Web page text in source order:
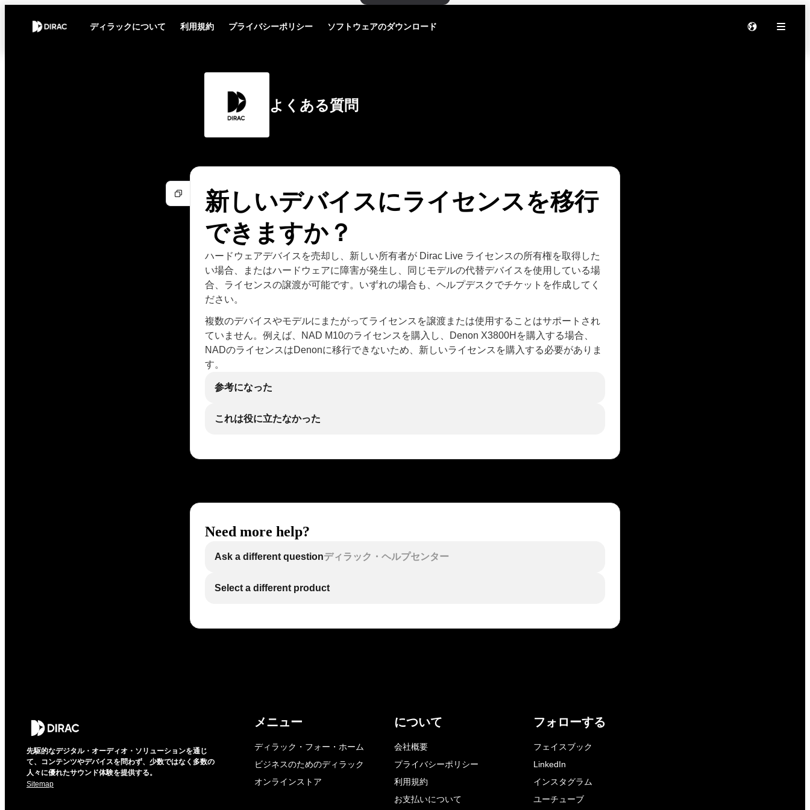
ディラックについて 利用規約 プライバシーポリシー ソフトウェアのダウンロード
よくある質問
新しいデバイスにライセンスを移行
できますか？
ハードウェアデバイスを売却し、新しい所有者が Dirac Live ライセンスの所有権を取得した
い場合、またはハードウェアに障害が発生し、同じモデルの代替デバイスを使用している場
合、ライセンスの譲渡が可能です。いずれの場合も、ヘルプデスクでチケットを作成してく
ださい。
複数のデバイスやモデルにまたがってライセンスを譲渡または使用することはサポートされ
ていません。例えば、NAD M10のライセンスを購入し、Denon X3800Hを購入する場合、
NADのライセンスはDenonに移行できないため、新しいライセンスを購入する必要がありま
す。
参考になった
これは役に立たなかった
Need more help?
Ask a different questionディラック・ヘルプセンター
Select a different product
先駆的なデジタル・オーディオ・ソリューションを通じ
て、コンテンツやデバイスを問わず、少数ではなく多数の
人々に優れたサウンド体験を提供する。
Sitemap
メニュー
ディラック・フォー・ホーム
ビジネスのためのディラック
オンラインストア
について
会社概要
プライバシーポリシー
利用規約
お支払いについて
フォローする
フェイスブック
LinkedIn
インスタグラム
ユーチューブ